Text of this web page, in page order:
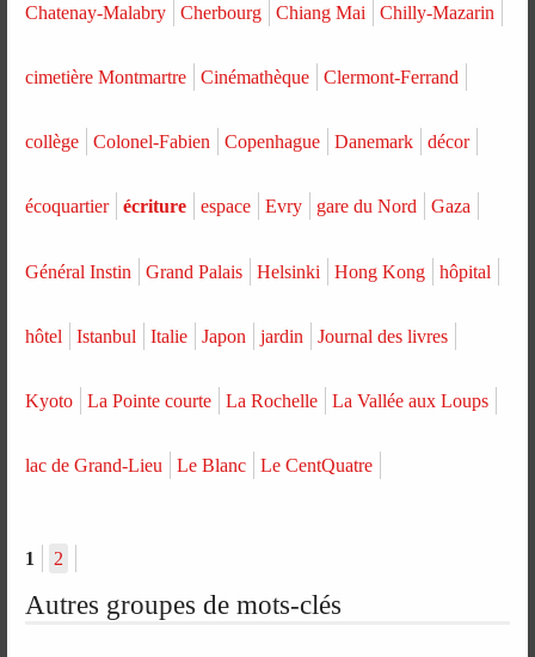
Chatenay-Malabry Cherbourg Chiang Mai Chilly-Mazarin
cimetière Montmartre Cinémathèque Clermont-Ferrand
collège Colonel-Fabien Copenhague Danemark décor
écoquartier écriture espace Evry gare du Nord Gaza
Général Instin Grand Palais Helsinki Hong Kong hôpital
hôtel Istanbul Italie Japon jardin Journal des livres
Kyoto La Pointe courte La Rochelle La Vallée aux Loups
lac de Grand-Lieu Le Blanc Le CentQuatre
1 2
Autres groupes de mots-clés